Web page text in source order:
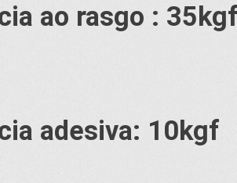
ao rasgo :
adesiva: 10kgf